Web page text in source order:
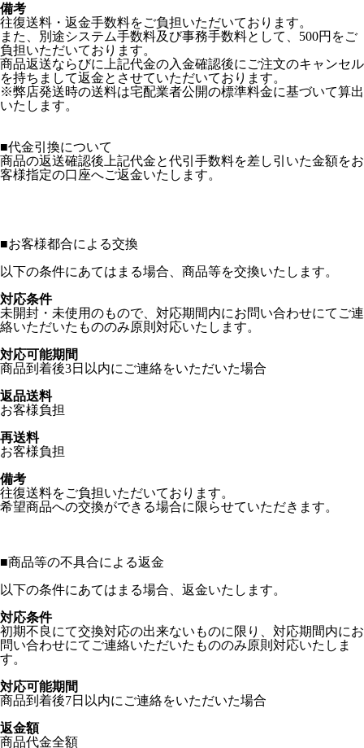
備考
往復送料・返金手数料をご負担いただいております。
また、別途システム手数料及び事務手数料として、500円をご
負担いただいております。
商品返送ならびに上記代金の入金確認後にご注文のキャンセル
を持ちまして返金とさせていただいております。
※弊店発送時の送料は宅配業者公開の標準料金に基づいて算出
いたします。
■代金引換について
商品の返送確認後上記代金と代引手数料を差し引いた金額をお
客様指定の口座へご返金いたします。
■お客様都合による交換
以下の条件にあてはまる場合、商品等を交換いたします。
対応条件
未開封・未使用のもので、対応期間内にお問い合わせにてご連
絡いただいたもののみ原則対応いたします。
対応可能期間
商品到着後3日以内にご連絡をいただいた場合
返品送料
お客様負担
再送料
お客様負担
備考
往復送料をご負担いただいております。
希望商品への交換ができる場合に限らせていただきます。
■商品等の不具合による返金
以下の条件にあてはまる場合、返金いたします。
対応条件
初期不良にて交換対応の出来ないものに限り、対応期間内にお
問い合わせにてご連絡いただいたもののみ原則対応いたしま
す。
対応可能期間
商品到着後7日以内にご連絡をいただいた場合
返金額
商品代金全額